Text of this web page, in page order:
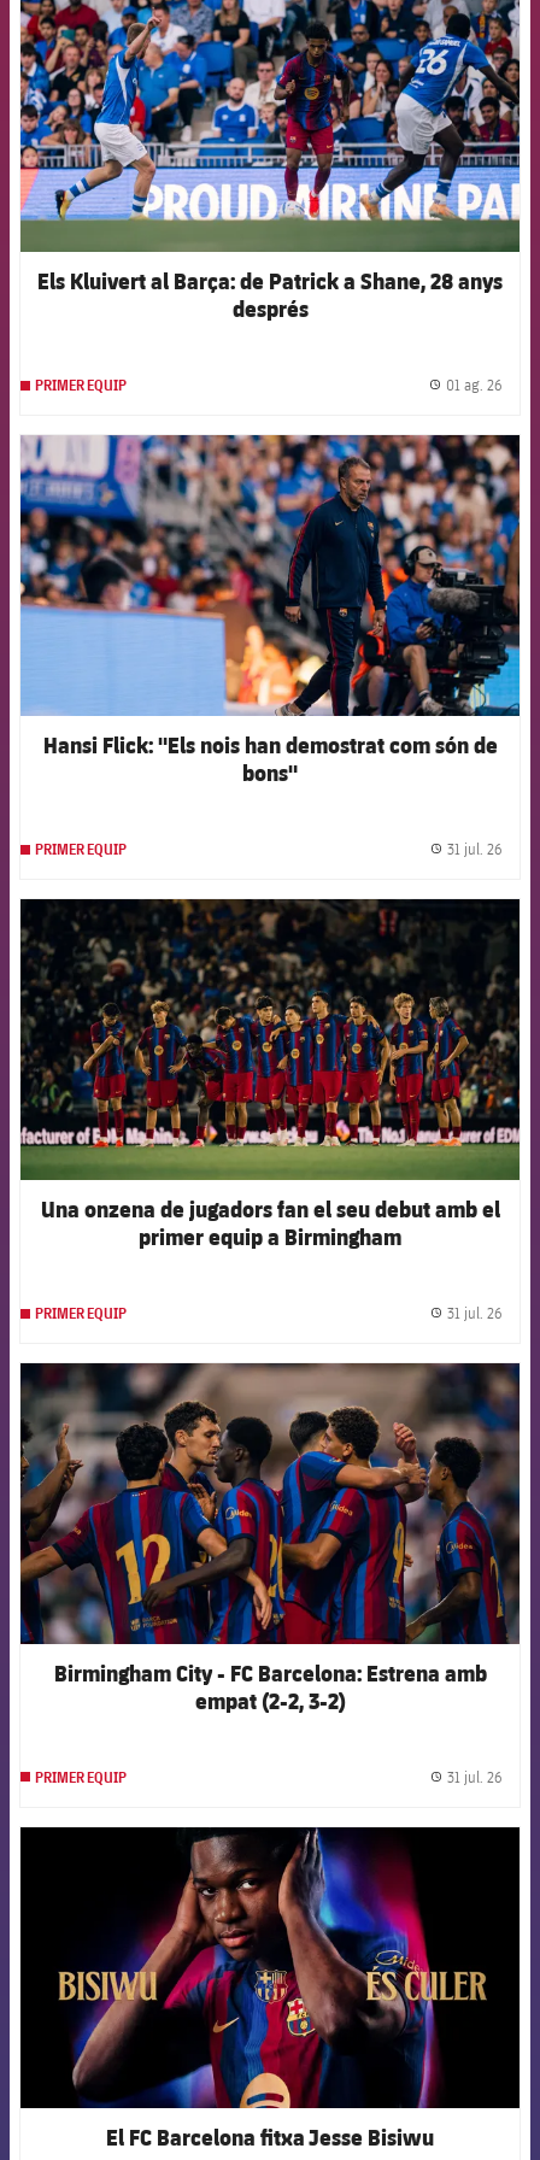
Els Kluivert al Barça: de Patrick a Shane, 28 anys
després
PRIMER EQUIP 01 ag. 26
FCB Barcelona badge
Hansi Flick: "Els nois han demostrat com són de
bons"
PRIMER EQUIP 31 jul. 26
FCB Barcelona badge
Una onzena de jugadors fan el seu debut amb el
primer equip a Birmingham
PRIMER EQUIP 31 jul. 26
FCB Barcelona badge
Birmingham City - FC Barcelona: Estrena amb
empat (2-2, 3-2)
PRIMER EQUIP 31 jul. 26
FCB Barcelona badge
El FC Barcelona fitxa Jesse Bisiwu